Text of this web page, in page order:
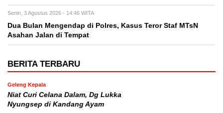
Senin, 3 Agustus 2026 - 14:46 WITA
Dua Bulan Mengendap di Polres, Kasus Teror Staf MTsN
Asahan Jalan di Tempat
BERITA TERBARU
Geleng Kepala
Niat Curi Celana Dalam, Dg Lukka
Nyungsep di Kandang Ayam